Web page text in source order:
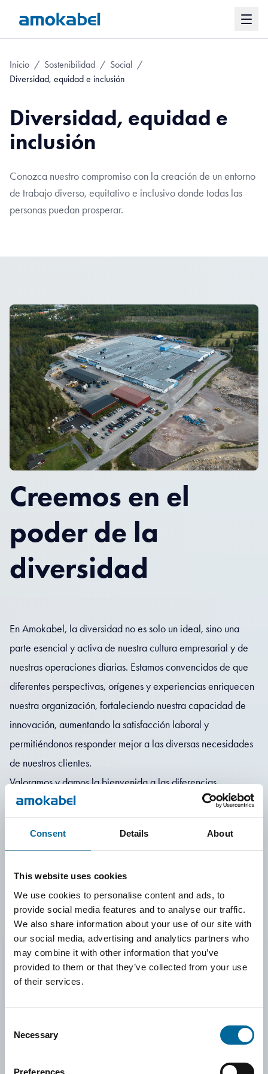
Consent Details About
This website uses cookies
We use cookies to personalise content and ads, to
provide social media features and to analyse our traffic.
We also share information about your use of our site with
our social media, advertising and analytics partners who
may combine it with other information that you’ve
provided to them or that they’ve collected from your use
of their services.
Selection
Necessary
Preferences
Inicio / Sostenibilidad / Social /
Diversidad, equidad e inclusión
Diversidad, equidad e
inclusión
Conozca nuestro compromiso con la creación de un entorno
de trabajo diverso, equitativo e inclusivo donde todas las
personas puedan prosperar.
Creemos en el
poder de la
diversidad
En Amokabel, la diversidad no es solo un ideal, sino una
parte esencial y activa de nuestra cultura empresarial y de
nuestras operaciones diarias. Estamos convencidos de que
diferentes perspectivas, orígenes y experiencias enriquecen
nuestra organización, fortaleciendo nuestra capacidad de
innovación, aumentando la satisfacción laboral y
permitiéndonos responder mejor a las diversas necesidades
de nuestros clientes.
Valoramos y damos la bienvenida a las diferencias
independientemente del género, la edad, el origen étnico,
las creencias religiosas, la discapacidad o la identidad.
Juntos construimos un entorno de trabajo donde las
verdad.
Nos esforzamos por garantizar que cada persona en
Amokabel se sienta vista, escuchada y respetada. Todos los
empleados, independientemente de su origen, tienen las
mismas oportunidades de asumir responsabilidades, influir y
desarrollar sus competencias. Trabajamos para crear
Para nosotros, la inclusión significa crear activamente un
se sientan parte del conjunto y tengan la confianza de ser